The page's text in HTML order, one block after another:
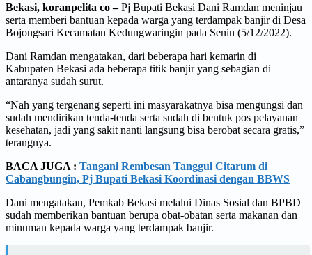
Bekasi, koranpelita co –Pj Bupati Bekasi Dani Ramdan meninjau
serta memberi bantuan kepada warga yang terdampak banjir di Desa
Bojongsari Kecamatan Kedungwaringin pada Senin (5/12/2022).
Dani Ramdan mengatakan, dari beberapa hari kemarin di
Kabupaten Bekasi ada beberapa titik banjir yang sebagian di
antaranya sudah surut.
“Nah yang tergenang seperti ini masyarakatnya bisa mengungsi dan
sudah mendirikan tenda-tenda serta sudah di bentuk pos pelayanan
kesehatan, jadi yang sakit nanti langsung bisa berobat secara gratis,”
terangnya.
BACA JUGA : Tangani Rembesan Tanggul Citarum di
Cabangbungin, Pj Bupati Bekasi Koordinasi dengan BBWS
Dani mengatakan, Pemkab Bekasi melalui Dinas Sosial dan BPBD
sudah memberikan bantuan berupa obat-obatan serta makanan dan
minuman kepada warga yang terdampak banjir.